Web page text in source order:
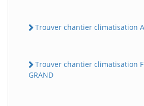
Trouver chantier climatisation
Trouver chantier climatisation
GRAND